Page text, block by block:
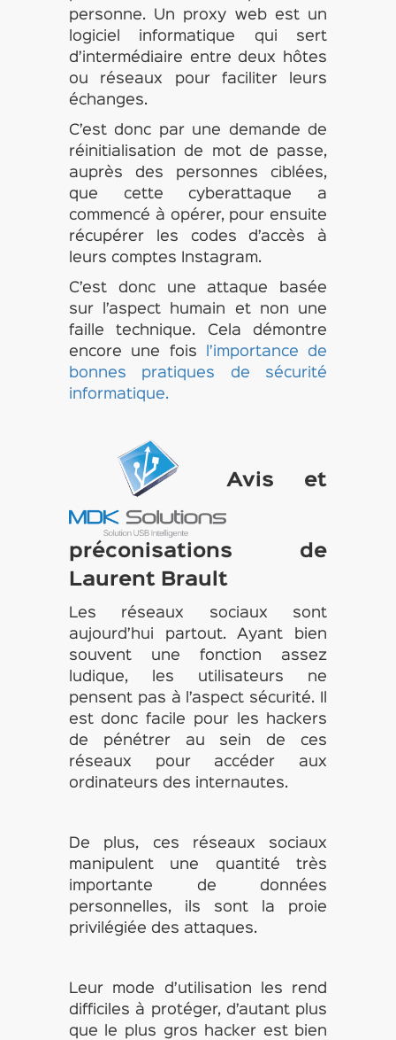
personne. Un proxy web est un
logiciel informatique qui sert
d’intermédiaire entre deux hôtes
ou réseaux pour faciliter leurs
échanges.
C’est donc par une demande de
réinitialisation de mot de passe,
auprès des personnes ciblées,
que cette cyberattaque a
commencé à opérer, pour ensuite
récupérer les codes d’accès à
leurs comptes Instagram.
C’est donc une attaque basée
sur l’aspect humain et non une
faille technique. Cela démontre
encore une fois
l’importance de
bonnes pratiques de sécurité
informatique.
Avis et
préconisations de
Laurent Brault
Les réseaux sociaux sont
aujourd’hui partout. Ayant bien
souvent une fonction assez
ludique, les utilisateurs ne
pensent pas à l’aspect sécurité. Il
est donc facile pour les hackers
de pénétrer au sein de ces
réseaux pour accéder aux
ordinateurs des internautes.
De plus, ces réseaux sociaux
manipulent une quantité très
importante de données
personnelles, ils sont la proie
privilégiée des attaques.
Leur mode d’utilisation les rend
difficiles à protéger, d’autant plus
que le plus gros hacker est bien